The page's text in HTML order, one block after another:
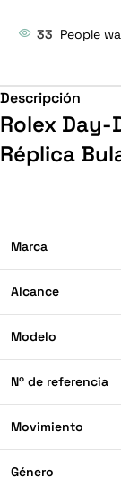
33 People
Descripción
Rolex Day-
Réplica
Marca
Alcance
Modelo
Nº de referencia
Movimiento
Género